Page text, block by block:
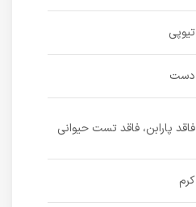
تیوپی
دست
فاقد پارابن، فاقد تست حیوانی
کرم